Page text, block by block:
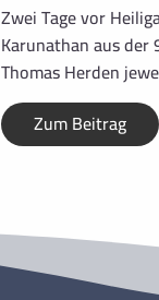
Zwei Tage vor
Karunathan aus der
Thomas Herden
Zum Beitrag